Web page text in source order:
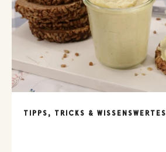
TIPPS, TRICKS & WISSENSWERTES